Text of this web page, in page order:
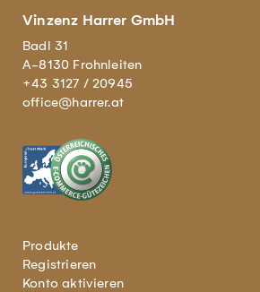
Vinzenz Harrer GmbH
Badl 31
A-8130 Frohnleiten
+43 3127 / 20945
office@harrer.at
Produkte
Registrieren
Konto aktivieren